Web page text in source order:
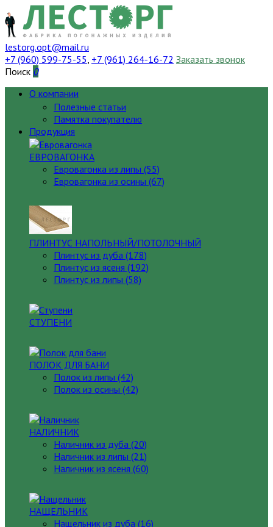
lestorg.opt@mail.ru
+7 (960) 599-75-55, +7 (961) 264-16-72 Заказать звонок
Поиск 0
О компании
Полезные статьи
Памятка покупателю
Продукция
ЕВРОВАГОНКА
Евровагонка из липы (55)
Евровагонка из осины (67)
ПЛИНТУС НАПОЛЬНЫЙ/ПОТОЛОЧНЫЙ
Плинтус из дуба (178)
Плинтус из ясеня (192)
Плинтус из липы (58)
СТУПЕНИ
ПОЛОК ДЛЯ БАНИ
Полок из липы (42)
Полок из осины (42)
НАЛИЧНИК
Наличник из дуба (20)
Наличник из липы (21)
Наличник из ясеня (60)
НАЩЕЛЬНИК
Нащельник из дуба (16)